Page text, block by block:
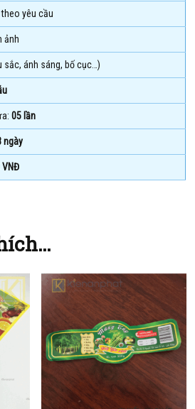
yêu cầu
ảnh
sắc, ánh sáng, bố cục…)
05 lần
ngày
VNĐ